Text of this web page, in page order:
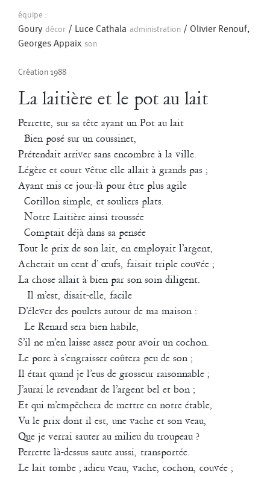
Pascale Cherblanc Pascale Luce
Pascale Paoli
Sabine Macher
Séverine Bauvais Sonia Darbois
Stéphane Imbert Sylvain Cassou
Valérie Brau-Antony Vincent Druguet Wendy Cornu
équipe :
Goury décor / Luce Cathala administration / Olivier Renouf,
Georges Appaix son
Création 1988
La laitière et le pot au lait
Perrette, sur sa tête ayant un Pot au lait
Bien posé sur un coussinet,
Prétendait arriver sans encombre à la ville.
Légère et court vêtue elle allait à grands pas ;
Ayant mis ce jour-là pour être plus agile
Cotillon simple, et souliers plats.
Notre Laitière ainsi troussée
Comptait déjà dans sa pensée
Tout le prix de son lait, en employait l’argent,
Achetait un cent d’ œufs, faisait triple couvée ;
La chose allait à bien par son soin diligent.
Il m’est, disait-elle, facile
D’élever des poulets autour de ma maison :
Le Renard sera bien habile,
S’il ne m’en laisse assez pour avoir un cochon.
Le porc à s’engraisser coûtera peu de son ;
Il était quand je l’eus de grosseur raisonnable ;
J’aurai le revendant de l’argent bel et bon ;
Et qui m’empêchera de mettre en notre étable,
Vu le prix dont il est, une vache et son veau,
Que je verrai sauter au milieu du troupeau ?
Perrette là-dessus saute aussi, transportée.
Le lait tombe ; adieu veau, vache, cochon, couvée ;
Madrigal
Agathe Pfauwadel
Création les 18 et 19 juillet 1999 dans la cour de l’Ecole Nationale
Supérieure des Arts et Métiers à Aix-en-Provence pour le Festival
Danse à Aix 99.
Pièce vocale polyphonique sur un texte profane de Francis Ponge (25
mn) avec 21 danseurs amateurs.
Moment
Agathe Pfauwadel
Appaix invite Dubelski
Création le 28 juillet 1999
Théâtre Antique d’Arles, Festival MIMI (Mouvement International des
Musiques Innovatrices)
Durée : 30 mn
Danseurs : Georges Appaix, Montaine Chevalier et Agathe
Pfauwadel
Percussions : Richard Dubelski
Flûtiste : Françoise Pelherbe